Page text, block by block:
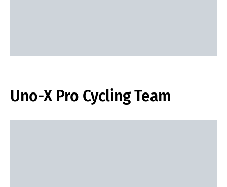
Uno-X Pro Cycling Team